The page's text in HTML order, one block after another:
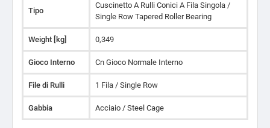
Tipo
Cuscinetto A Rulli Conici A Fila Singola /
Single Row Tapered Roller Bearing
Weight [kg] 0,349
Gioco Interno Cn Gioco Normale Interno
File di Rulli 1 Fila / Single Row
Gabbia Acciaio / Steel Cage